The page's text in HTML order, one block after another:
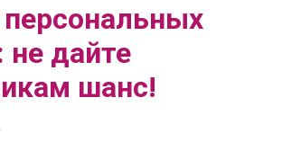
дайте
шанс!